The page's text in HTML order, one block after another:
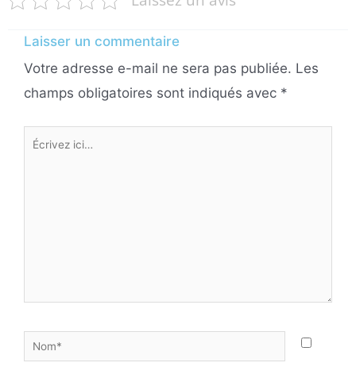
Laisser un commentaire
Votre adresse e-mail ne sera pas publiée. Les
champs obligatoires sont indiqués avec *
Écrivez
Nom*